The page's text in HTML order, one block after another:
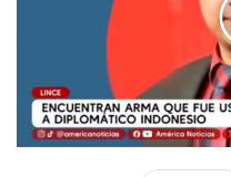
00:00/03:24